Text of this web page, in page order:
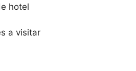
hotel
a visitar